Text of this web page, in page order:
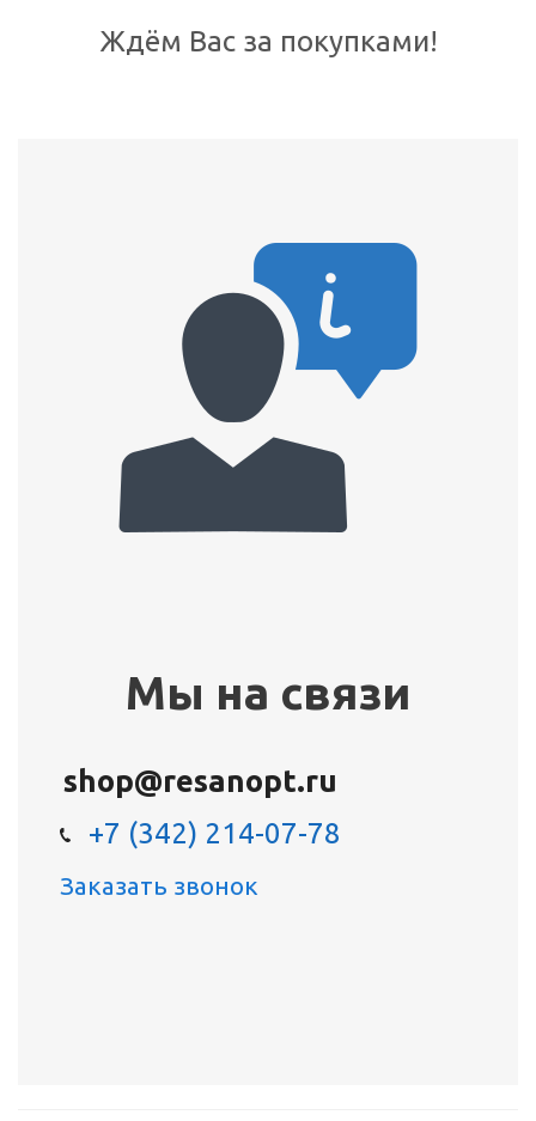
Ждём Вас за покупками!
Мы на связи
shop@resanopt.ru
+7 (342) 214-07-78
Заказать звонок